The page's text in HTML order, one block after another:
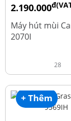
2.190.000
4.450.000
Máy hút mùi
2070I
28
+ Thêm